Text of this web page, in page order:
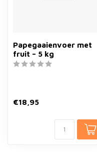
Papegaaienvoer met
fruit – 5 kg
€18,95